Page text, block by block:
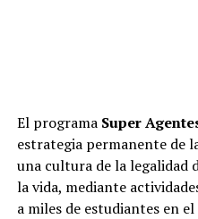
El programa Super
estrategia permanente de
una cultura de la legalidad
la vida, mediante
a miles de estudiantes en el